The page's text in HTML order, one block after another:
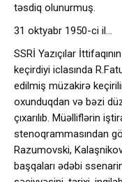
təsdiq olunurmuş.
31 oktyabr 1950-ci il…
SSRİ Yazıçılar
keçirdiyi iclasında
edilmiş müzakirə
oxunduqdan və bəzi
çıxarılıb. Müəlliflərin
stenoqrammasından
Razumovski,
başqaları ədəbi